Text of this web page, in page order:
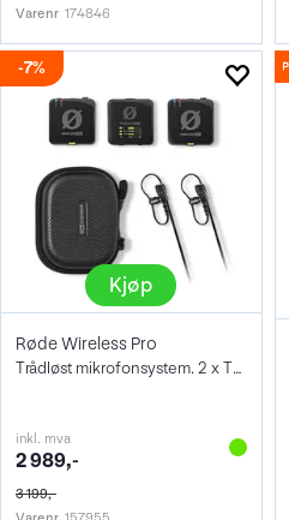
Varenr 174846
7%
Kjøp
Røde Wireless Pro
Trådløst mikrofonsystem. 2 x TX/1 x RX
inkl. mva
2 989,-
3 199,-